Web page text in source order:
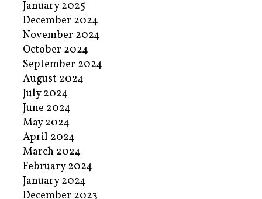
January 2025
December 2024
November 2024
October 2024
September 2024
August 2024
July 2024
June 2024
May 2024
April 2024
March 2024
February 2024
January 2024
December 2023